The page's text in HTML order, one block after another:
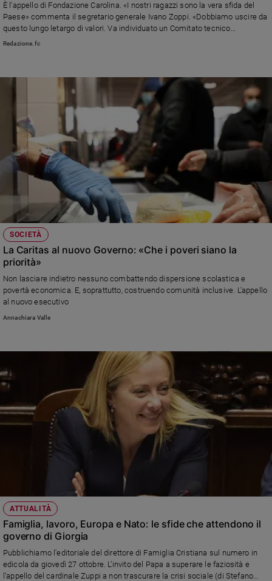
È l'appello di Fondazione Carolina. «I nostri ragazzi sono la vera sfida del
Paese» commenta il segretario generale Ivano Zoppi. «Dobbiamo uscire da
questo lungo letargo di valori. Va individuato un Comitato tecnico
Interministeriale dedicato all’Educazione»
Redazione.fc
SOCIETÀ
La Caritas al nuovo Governo: «Che i poveri siano la
priorità»
Non lasciare indietro nessuno combattendo dispersione scolastica e
povertà economica. E, soprattutto, costruendo comunità inclusive. L'appello
al nuovo esecutivo
Annachiara Valle
ATTUALITÀ
Famiglia, lavoro, Europa e Nato: le sfide che attendono il
governo di Giorgia
Pubblichiamo l'editoriale del direttore di Famiglia Cristiana sul numero in
edicola da giovedì 27 ottobre. L’invito del Papa a superare le faziosità e
l’appello del cardinale Zuppi a non trascurare la crisi sociale (di Stefano